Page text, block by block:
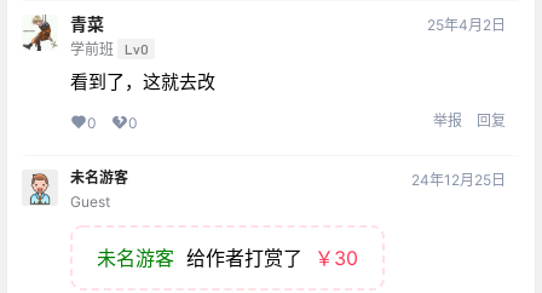
青菜
学前班 Lv0
25年4月2日
看到了，这就去改
0 0 举报 回复
未名游客
Guest
24年12月25日
未名游客 给作者打赏了 ￥30